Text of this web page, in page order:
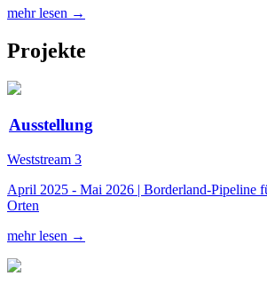
mehr lesen →
Projekte
Ausstellung
Weststream 3
April 2025 - Mai 2026 | Borderland-Pipeline
Orten
mehr lesen →